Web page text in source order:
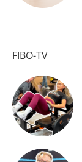
FIBO-TV